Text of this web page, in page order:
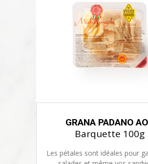
GRANA PADANO
Barquette 100g
Les pétales sont idéales pour